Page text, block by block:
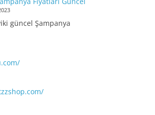
güncel Şampanya